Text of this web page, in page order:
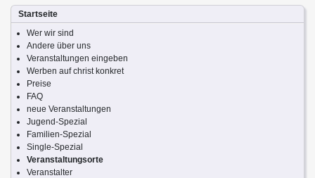
Startseite
Wer wir sind
Andere über uns
Veranstaltungen eingeben
Werben auf christ konkret
Preise
FAQ
neue Veranstaltungen
Jugend-Spezial
Familien-Spezial
Single-Spezial
Veranstaltungsorte
Veranstalter